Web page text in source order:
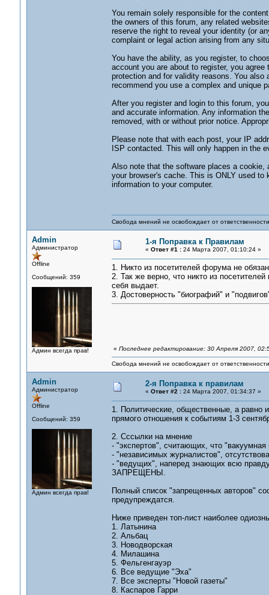
You remain solely responsible for the
the owners of this forum, any related
reserve the right to reveal your identity (or
complaint or legal action arising from any
You have the ability, as you register, to
account you are about to register, you
protection and for validity reasons. You
recommend you use a complex and unique
After you register and login to this forum,
and accurate information. Any information
removed, with or without prior notice.
Please note that with each post, your IP
ISP contacted. This will only happen in the
Also note that the software places a
your browser's cache. This is ONLY used
information to your computer.
Свобода мнений не освобождает от
Admin
Администратор
Offline
Сообщений: 359
Админ всегда прав!
1-я Поправка к Правилам
« Ответ #1 :24 Марта 2007, 01:10:24 »
1. Никто из посетителей форума не
2. Так же верно, что никто из
себя выдает.
3. Достоверность "биографий" и
« Последнее редактирование: 30 Апреля 2007,
Свобода мнений не освобождает от
Admin
Администратор
Offline
Сообщений: 359
Админ всегда прав!
2-я Поправка к правилам
« Ответ #2 :24 Марта 2007, 01:34:37 »
1. Политические, общественные, а
прямого отношения к событиям 1-3
2. Сссылки на мнение
- "экспертов", считающих, что
- "независимых журналистов",
- "ведущих", наперед знающих всю
ЗАПРЕЩЕНЫ.
Полный список "запрещенных авторов"
предупреждатся.
Ниже приведен топ-лист наиболее
1. Латынина
2. Альбац
3. Новодворская
4. Милашина
5. Фельгенгауэр
6. Все ведущие "Эха"
7. Все эксперты "Новой газеты"
8. Каспаров Гарри